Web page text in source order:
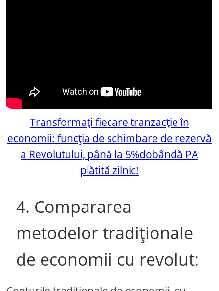
Transformați fiecare tranzacție în
economii: funcția de schimbare de rezervă
a Revolutului, până la 5%dobândă PA
plătită zilnic!
4. Compararea
metodelor tradiționale
de economii cu revolut: